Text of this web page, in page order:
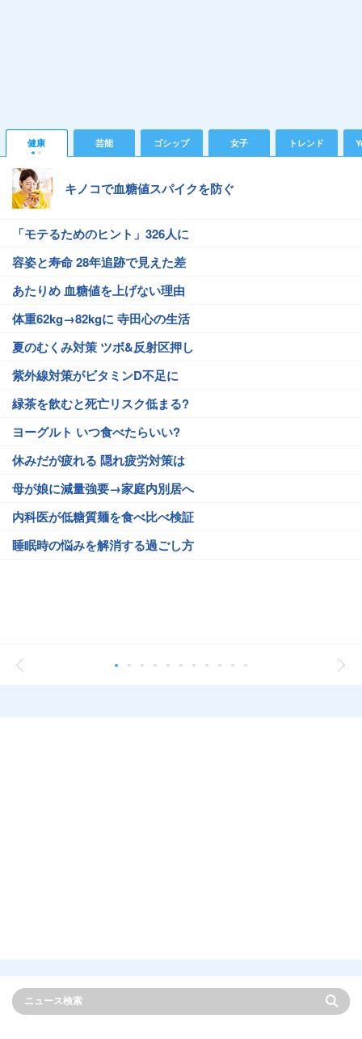
健康 芸能 ゴシップ 女子 トレンド
キノコで血糖値スパイクを防ぐ
「モテるためのヒント」326人に
容姿と寿命 28年追跡で見えた差
あたりめ 血糖値を上げない理由
体重62kg→82kgに 寺田心の生活
夏のむくみ対策 ツボ&反射区押し
紫外線対策がビタミンD不足に
緑茶を飲むと死亡リスク低まる?
ヨーグルト いつ食べたらいい?
休みだが疲れる 隠れ疲労対策は
母が娘に減量強要→家庭内別居へ
内科医が低糖質麺を食べ比べ検証
睡眠時の悩みを解消する過ごし方